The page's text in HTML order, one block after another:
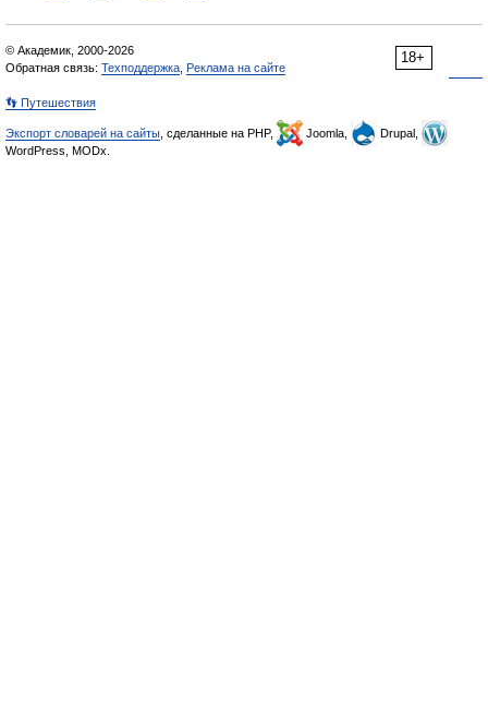
18+
© Академик, 2000-2026
Обратная связь: Техподдержка Реклама на сайте
👣 Путешествия
Экспорт словарей на сайты , сделанные на PHP, Joomla,
Drupal,
WordPress, MODx.